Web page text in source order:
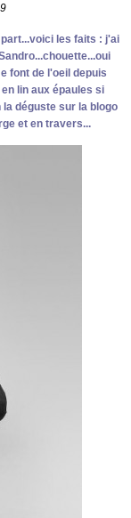
les faits : j'ai
font de l'oeil depuis
lin aux épaules si
déguste sur la blogo
et en travers...